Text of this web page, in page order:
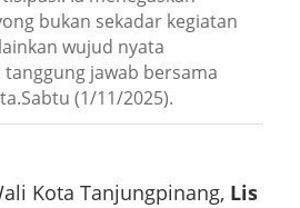
bukan sekadar kegiatan
wujud nyata
jawab bersama
(1/11/2025).
Kota Tanjungpinang, Lis